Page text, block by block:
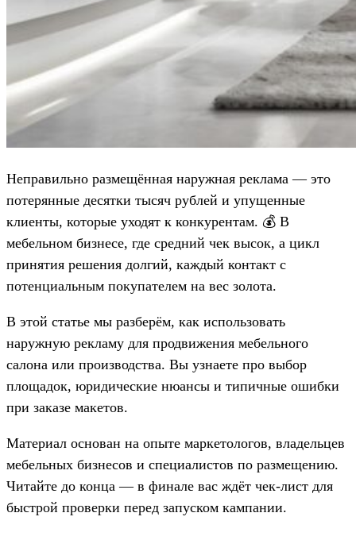
Неправильно размещённая наружная реклама — это
потерянные десятки тысяч рублей и упущенные
клиенты, которые уходят к конкурентам. 💰 В
мебельном бизнесе, где средний чек высок, а цикл
принятия решения долгий, каждый контакт с
потенциальным покупателем на вес золота.
В этой статье мы разберём, как использовать
наружную рекламу для продвижения мебельного
салона или производства. Вы узнаете про выбор
площадок, юридические нюансы и типичные ошибки
при заказе макетов.
Материал основан на опыте маркетологов, владельцев
мебельных бизнесов и специалистов по размещению.
Читайте до конца — в финале вас ждёт чек-лист для
быстрой проверки перед запуском кампании.